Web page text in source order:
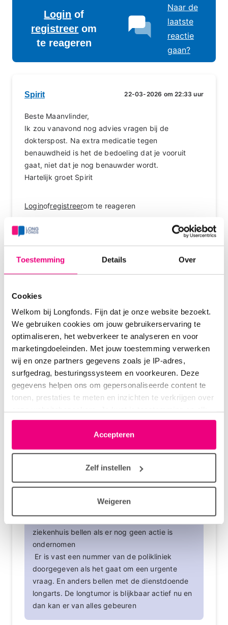
Toestemming Details Over
Cookies
Welkom bij Longfonds. Fijn dat je onze website bezoekt.
We gebruiken cookies om jouw gebruikerservaring te
optimaliseren, het webverkeer te analyseren en voor
marketingdoeleinden. Met jouw toestemming verwerken
wij en onze partners gegevens zoals je IP-adres,
surfgedrag, besturingssysteem en voorkeuren. Deze
gegevens helpen ons om gepersonaliseerde content te
tonen, prestaties te meten en inzichten te verkrijgen over
moment wijzigen of intrekken via het cookie-icoontje
linksonder elke pagina. De lijst met partners is te vinden
in het tabblad “details”.
Accepteren
Zelf instellen
Weigeren
Login of
registreer om
te reageren
Naar de
laatste
reactie
gaan?
Spirit 22-03-2026 om 22:33 uur
Beste Maanvlinder,
Ik zou vanavond nog advies vragen bij de
dokterspost. Na extra medicatie tegen
benauwdheid is het de bedoeling dat je vooruit
gaat, niet dat je nog benauwder wordt.
Hartelijk groet Spirit
Loginofregistreerom te reageren
Luuk Willems_arts Zorgprofessional
Dit klinkt niet goed. Ik zou nu gelijk het ziekenhuis
bellen als er nog geen actie is ondernomen
Er is vast een nummer van de polikliniek
doorgegeven als het gaat om een urgente vraag. En
anders bellen met de dienstdoende longarts. De
longtumor is blijkbaar actief nu en dan kan er van
alles gebeuren
Login
maanvlinder 23-03-2026 om 18:34 uur
ziekenhuis bellen als er nog geen actie is
ondernomen
Er is vast een nummer van de polikliniek
doorgegeven als het gaat om een urgente
vraag. En anders bellen met de dienstdoende
longarts. De longtumor is blijkbaar actief nu en
dan kan er van alles gebeuren